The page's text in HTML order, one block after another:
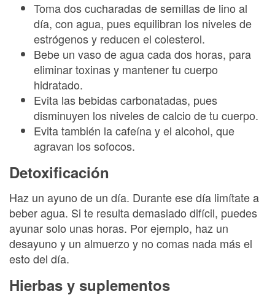
Toma dos cucharadas de semillas de lino al
día, con agua, pues equilibran los niveles de
estrógenos y reducen el colesterol.
Bebe un vaso de agua cada dos horas, para
eliminar toxinas y mantener tu cuerpo
hidratado.
Evita las bebidas carbonatadas, pues
disminuyen los niveles de calcio de tu cuerpo.
Evita también la cafeína y el alcohol, que
agravan los sofocos.
Detoxificación
Haz un ayuno de un día. Durante ese día limítate a
beber agua. Si te resulta demasiado difícil, puedes
ayunar solo unas horas. Por ejemplo, haz un
desayuno y un almuerzo y no comas nada más el
esto del día.
Hierbas y suplementos